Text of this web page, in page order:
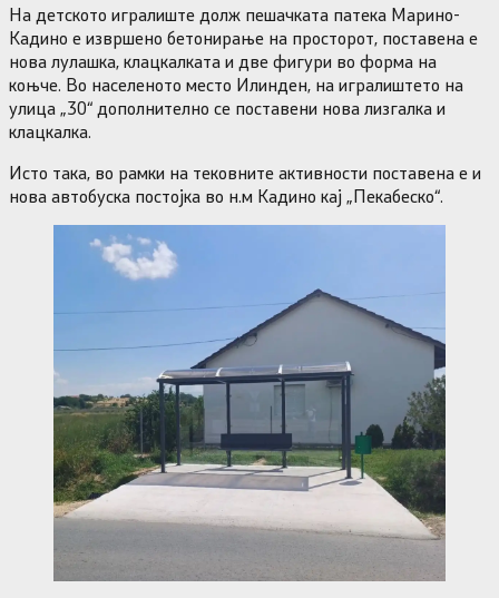
На детското игралиште долж пешачката патека Марино-
Кадино е извршено бетонирање на просторот, поставена е
нова лулашка, клацкалката и две фигури во форма на
коњче. Во населеното место Илинден, на игралиштето на
улица „30“ дополнително се поставени нова лизгалка и
клацкалка.
Исто така, во рамки на тековните активности поставена е и
нова автобуска постојка во н.м Кадино кај „Пекабеско“.